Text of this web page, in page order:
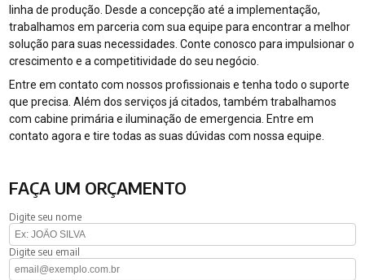
linha de produção. Desde a concepção até a implementação,
trabalhamos em parceria com sua equipe para encontrar a melhor
solução para suas necessidades. Conte conosco para impulsionar o
crescimento e a competitividade do seu negócio.
Entre em contato com nossos profissionais e tenha todo o suporte
que precisa. Além dos serviços já citados, também trabalhamos
com cabine primária e iluminação de emergencia. Entre em
contato agora e tire todas as suas dúvidas com nossa equipe.
FAÇA UM ORÇAMENTO
Digite seu nome
Digite seu email